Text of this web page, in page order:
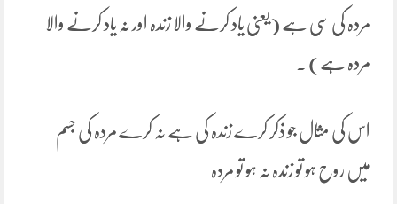
مردہ کی سی ہے (یعنی یاد کرنے والا زندہ اور نہ یاد کرنے والا
مردہ ہے) ۔
اس کی مثال جو ذکر کرے زندہ کی ہے نہ کرے مردہ کی جسم
میں روح ہو تو زندہ نہ ہو تو مردہ